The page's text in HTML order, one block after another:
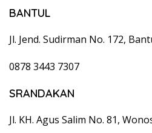
BANTUL
Jl. Jend. Sudirman No. 172,
0878 3443 7307
SRANDAKAN
Jl. KH. Agus Salim No. 81,